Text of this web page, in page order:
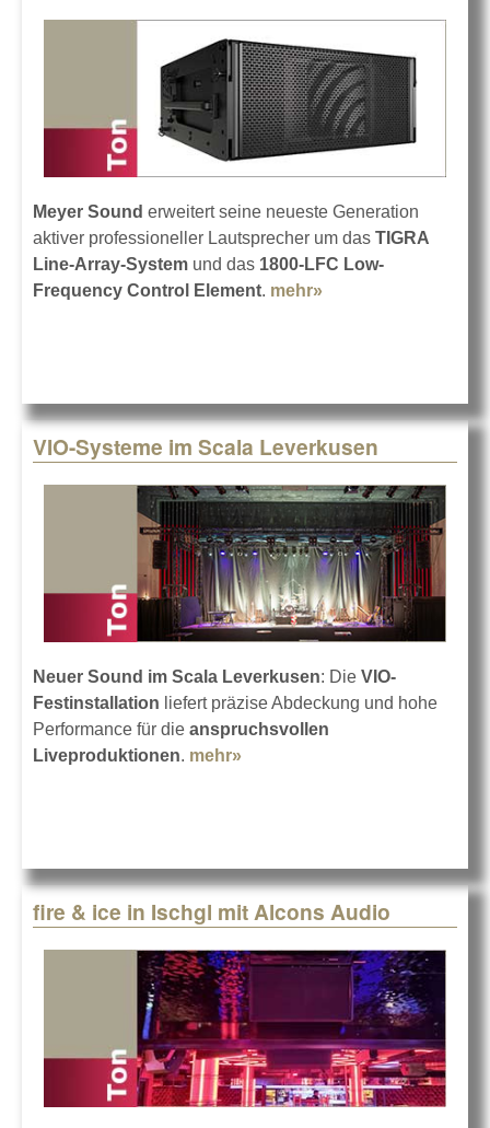
Meyer Sound erweitert seine neueste Generation
aktiver professioneller Lautsprecher um das TIGRA
Line-Array-System und das 1800-LFC Low-
Frequency Control Element. mehr»
VIO-Systeme im Scala Leverkusen
Neuer Sound im Scala Leverkusen: Die VIO-
Festinstallation liefert präzise Abdeckung und hohe
Performance für die anspruchsvollen
Liveproduktionen. mehr»
fire & ice in Ischgl mit Alcons Audio